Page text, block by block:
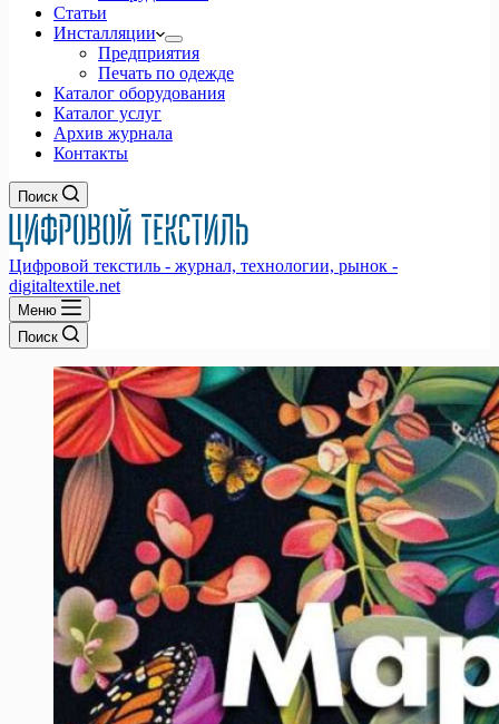
Статьи
Инсталляции
Предприятия
Печать по одежде
Каталог оборудования
Каталог услуг
Архив журнала
Контакты
Поиск
Цифровой текстиль - журнал, технологии, рынок -
digitaltextile.net
Меню
Поиск